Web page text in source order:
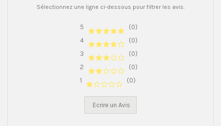
Sélectionnez une ligne ci-dessous pour filtrer les avis.
5
(0)
4
(0)
3
(0)
2
(0)
1
(0)
Ecrire un Avis